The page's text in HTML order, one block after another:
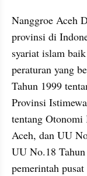
Nanggroe Aceh
provinsi di
syariat islam
peraturan yang
Tahun 1999
Provinsi
tentang Otonomi
Aceh, dan UU
UU No.18
pemerintah